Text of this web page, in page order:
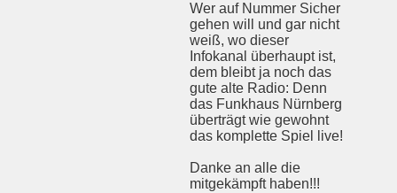
Wer auf Nummer Sicher
gehen will und gar nicht
weiß, wo dieser
Infokanal überhaupt ist,
dem bleibt ja noch das
gute alte Radio: Denn
das Funkhaus Nürnberg
überträgt wie gewohnt
das komplette Spiel live!
Danke an alle die
mitgekämpft haben!!!